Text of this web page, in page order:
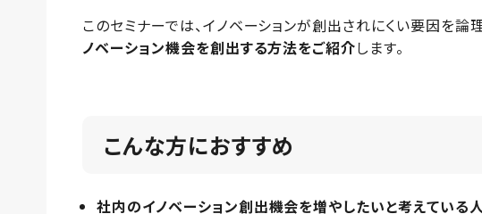
このセミナーでは、イノベーションが創出されにくい要因を論
ノベーション機会を創出する方法をご紹介します。
こんな方におすすめ
社内のイノベーション創出機会を増やしたいと考えている